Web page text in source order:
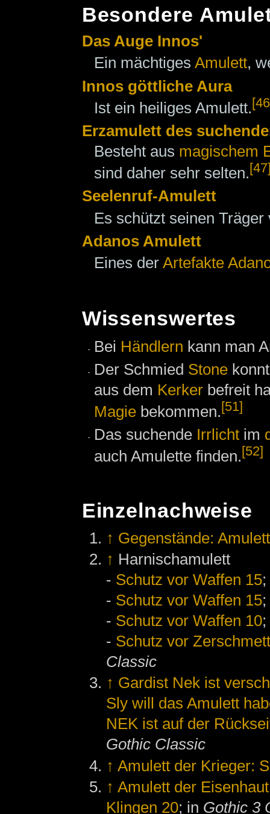
Besondere
Das Auge Innos'
Ein mächtiges Amulett,
Innos göttliche Aura
Ist ein heiliges Amulett.
Erzamulett des
Besteht aus magischem
sind daher sehr selten.
Seelenruf-Amulett
Es schützt seinen
Adanos Amulett
Eines der Artefakte
Wissenswertes
Bei Händlern kann man
Der Schmied Stone
aus dem Kerker befreit
Magie bekommen.[51]
Das suchende Irrlicht im
auch Amulette finden.[52]
Einzelnachweise
↑ Gegenstände:
↑ Harnischamulett
- Schutz vor Waffen 15
- Schutz vor Waffen 15
- Schutz vor Waffen 10
- Schutz vor
Classic
↑ Gardist Nek ist
Sly will das Amulett
NEK ist auf der
Gothic Classic
↑ Amulett der Krieger:
↑ Amulett der
Klingen 20; in Gothic 3